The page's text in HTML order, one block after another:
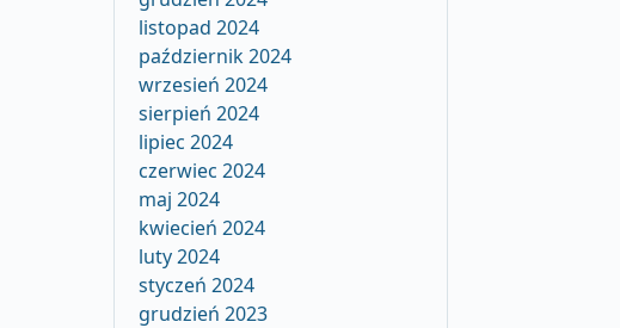
listopad 2024
październik 2024
wrzesień 2024
sierpień 2024
lipiec 2024
czerwiec 2024
maj 2024
kwiecień 2024
luty 2024
styczeń 2024
grudzień 2023